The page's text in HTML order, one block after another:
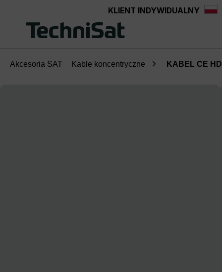
Przejdź do głównej zawartościKLIENT INDYWIDUALNY
Akcesoria SAT Kable koncentryczne KABEL CE